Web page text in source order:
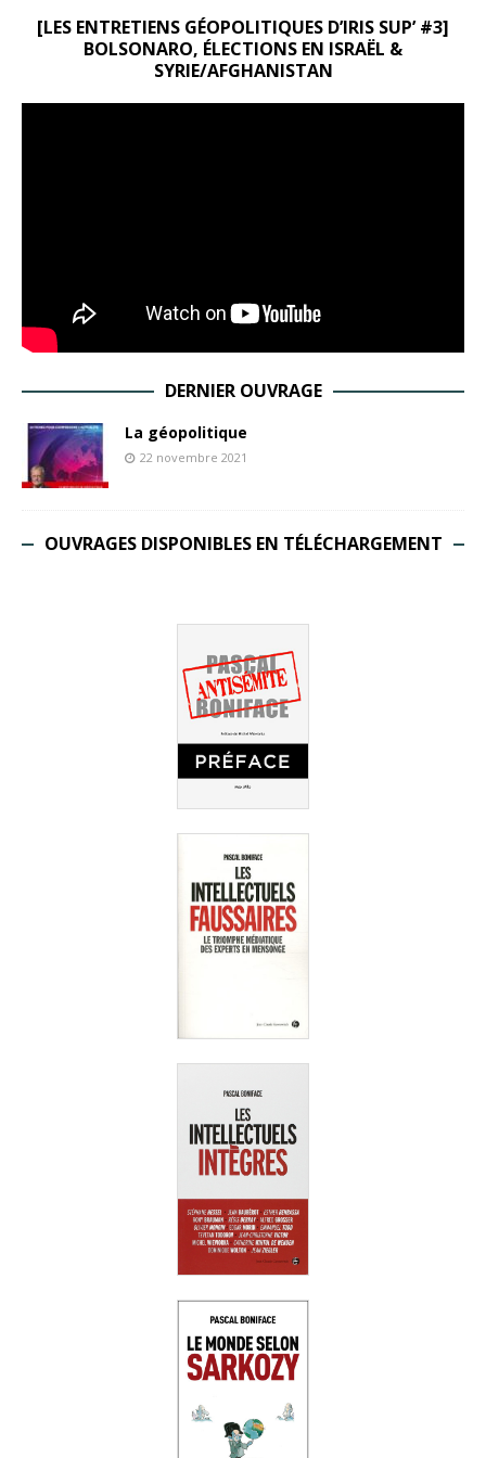
[LES ENTRETIENS GÉOPOLITIQUES D’IRIS SUP’ #3]
BOLSONARO, ÉLECTIONS EN ISRAËL &
SYRIE/AFGHANISTAN
DERNIER OUVRAGE
La géopolitique
22 novembre 2021
OUVRAGES DISPONIBLES EN TÉLÉCHARGEMENT